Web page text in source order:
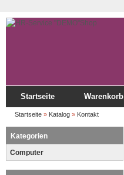
Startseite Warenkorb
Startseite » Katalog » Kontakt
Kategorien
Computer